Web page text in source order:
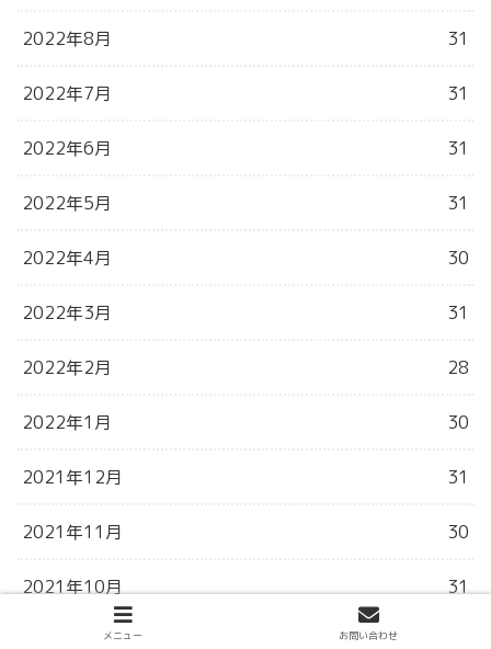
2022年8月 31
2022年7月 31
2022年6月 31
2022年5月 31
2022年4月 30
2022年3月 31
2022年2月 28
2022年1月 30
2021年12月 31
2021年11月 30
2021年10月 31
2021年9月メニュー お問い合わせ